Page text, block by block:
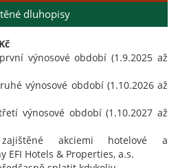
dluhopisy
výnosové období (1.9.2025 až
výnosové období (1.10.2026 až
výnosové období (1.10.2027 až
akciemi hotelové a
EFI Hotels & Properties, a.s.